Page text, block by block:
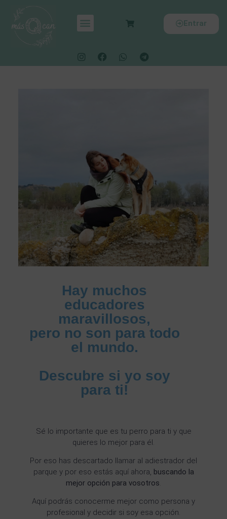
Entrar
Hay muchos
educadores
maravillosos,
pero no son para todo
el mundo.
Descubre si yo soy
para ti!
Sé lo importante que es tu perro para ti y que
quieres lo mejor para él.
Por eso has descartado llamar al adiestrador del
parque y por eso estás aquí ahora, buscando la
mejor opción para vosotros.
Aquí podrás conocerme mejor como persona y
profesional y decidir si soy esa opción.